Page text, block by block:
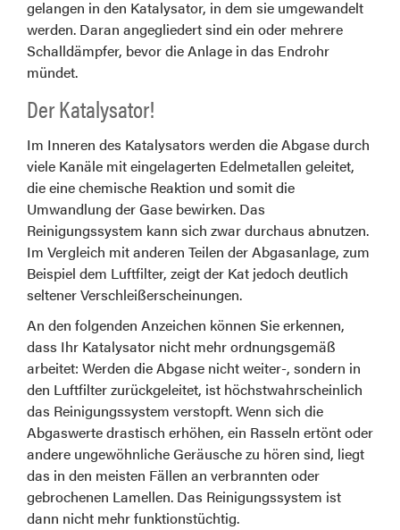
gelangen in den Katalysator, in dem sie umgewandelt
werden. Daran angegliedert sind ein oder mehrere
Schalldämpfer, bevor die Anlage in das Endrohr
mündet.
Der Katalysator!
Im Inneren des Katalysators werden die Abgase durch
viele Kanäle mit eingelagerten Edelmetallen geleitet,
die eine chemische Reaktion und somit die
Umwandlung der Gase bewirken. Das
Reinigungssystem kann sich zwar durchaus abnutzen.
Im Vergleich mit anderen Teilen der Abgasanlage, zum
Beispiel dem Luftfilter, zeigt der Kat jedoch deutlich
seltener Verschleißerscheinungen.
An den folgenden Anzeichen können Sie erkennen,
dass Ihr Katalysator nicht mehr ordnungsgemäß
arbeitet: Werden die Abgase nicht weiter-, sondern in
den Luftfilter zurückgeleitet, ist höchstwahrscheinlich
das Reinigungssystem verstopft. Wenn sich die
Abgaswerte drastisch erhöhen, ein Rasseln ertönt oder
andere ungewöhnliche Geräusche zu hören sind, liegt
das in den meisten Fällen an verbrannten oder
gebrochenen Lamellen. Das Reinigungssystem ist
dann nicht mehr funktionstüchtig.